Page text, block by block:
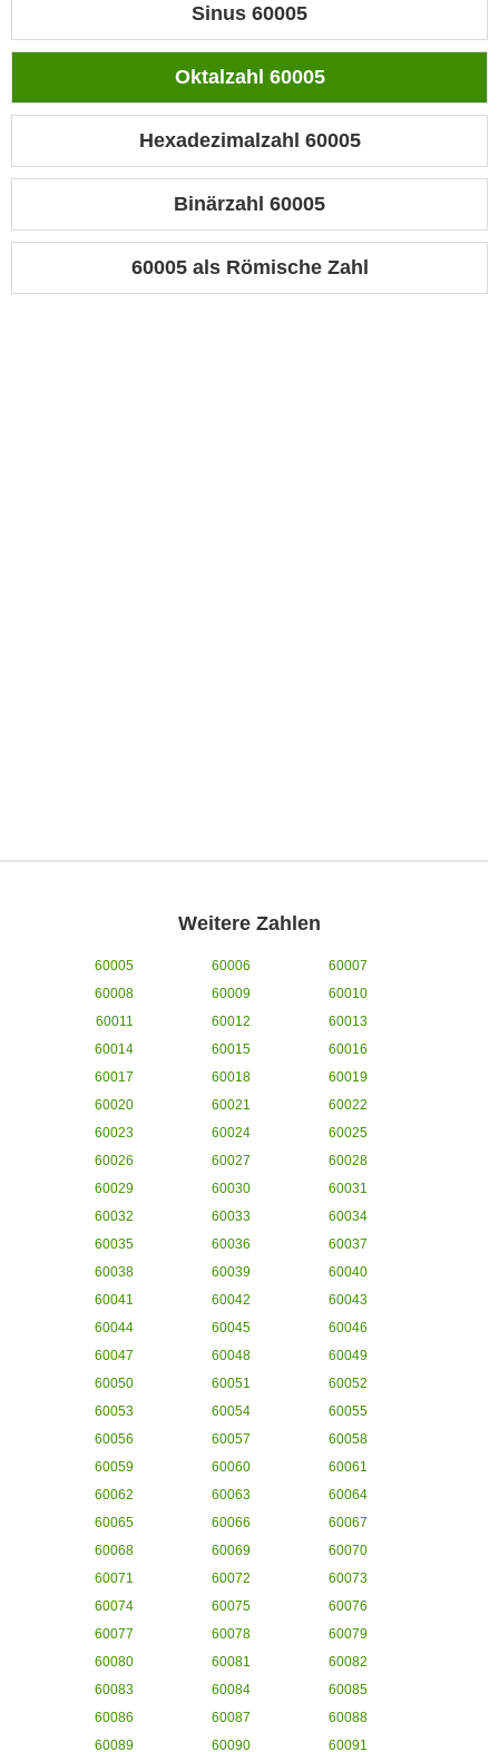
Sinus 60005
Oktalzahl 60005
Hexadezimalzahl 60005
Binärzahl 60005
60005 als Römische Zahl
Weitere Zahlen
60005 60006
60007
60008
60009
60010
60011
60012
60013
60014
60015
60016
60017
60018
60019
60020
60021
60022
60023
60024
60025
60026
60027
60028
60029
60030
60031
60032
60033
60034
60035
60036
60037
60038
60039
60040
60041
60042
60043
60044
60045
60046
60047
60048
60049
60050
60051
60052
60053
60054
60055
60056
60057
60058
60059
60060
60061
60062
60063
60064
60065
60066
60067
60068
60069
60070
60071
60072
60073
60074
60075
60076
60077
60078
60079
60080
60081
60082
60083
60084
60085
60086
60087
60088
60089
60090 60091